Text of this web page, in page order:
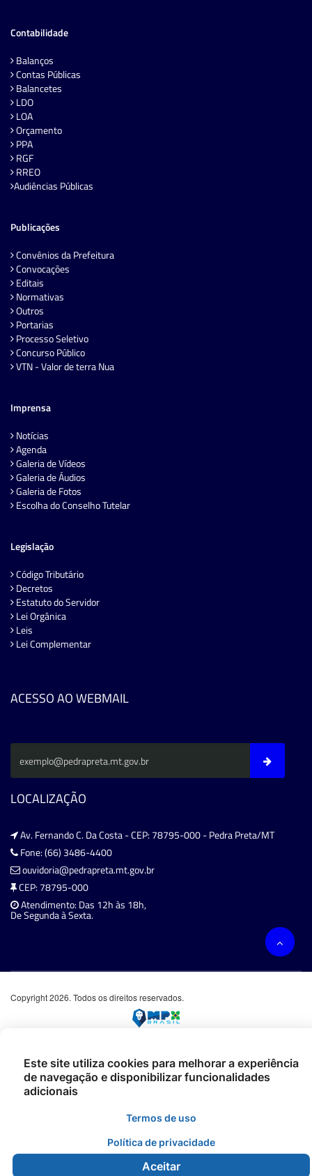
Contabilidade
Balanços
Contas Públicas
Balancetes
LDO
LOA
Orçamento
PPA
RGF
RREO
Audiências Públicas
Publicações
Convênios da Prefeitura
Convocações
Editais
Normativas
Outros
Portarias
Processo Seletivo
Concurso Público
VTN - Valor de terra Nua
Imprensa
Notícias
Agenda
Galeria de Vídeos
Galeria de Áudios
Galeria de Fotos
Escolha do Conselho Tutelar
Legislação
Código Tributário
Decretos
Estatuto do Servidor
Lei Orgânica
Leis
Lei Complementar
ACESSO AO WEBMAIL
LOCALIZAÇÃO
Av. Fernando C. Da Costa - CEP: 78795-000 - Pedra Preta/MT
Fone: (66) 3486-4400
ouvidoria@pedrapreta.mt.gov.br
CEP: 78795-000
Atendimento: Das 12h às 18h,
De Segunda à Sexta.
Copyright 2026. Todos os direitos reservados.
Este site utiliza cookies para melhorar a experiência
de navegação e disponibilizar funcionalidades
adicionais
Termos de uso
Política de privacidade
Aceitar